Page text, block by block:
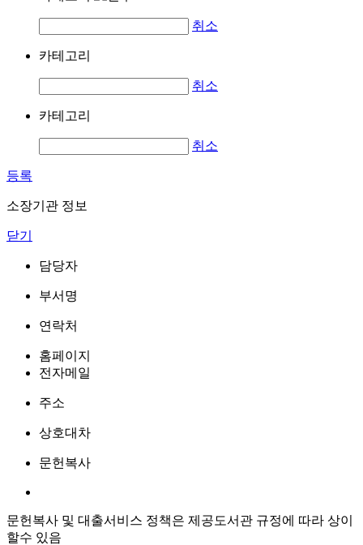
취소
카테고리
취소
카테고리
취소
등록
소장기관 정보
닫기
담당자
부서명
연락처
홈페이지
전자메일
주소
상호대차
문헌복사
문헌복사 및 대출서비스 정책은 제공도서관 규정에 따라 상이
할수 있음